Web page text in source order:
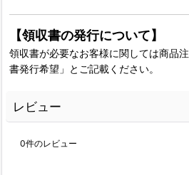
【領収書の発行について】
領収書が必要なお客様に関しては商品
書発行希望」とご記載ください。
レビュー
0件のレビュー